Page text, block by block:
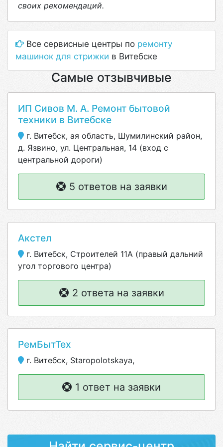
своих рекомендаций.
Все сервисные центры по ремонту
машинок для стрижки в Витебске
Самые отзывчивые
ИП Сивов М. А. Ремонт бытовой
техники в Витебске
г. Витебск, ая область, Шумилинский район,
д. Язвино, ул. Центральная, 14 (вход с
центральной дороги)
5 ответов на заявки
Акстел
г. Витебск, Строителей 11А (правый дальний
угол торгового центра)
2 ответа на заявки
РемБытТех
г. Витебск, Staropolotskaya,
1 ответ на заявки